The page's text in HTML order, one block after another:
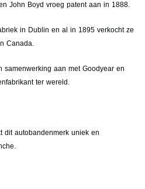
John Boyd vroeg patent aan in 1888.
in Dublin en al in 1895 verkocht ze
Canada.
samenwerking aan met Goodyear en
ter wereld.
dit autobandenmerk uniek en